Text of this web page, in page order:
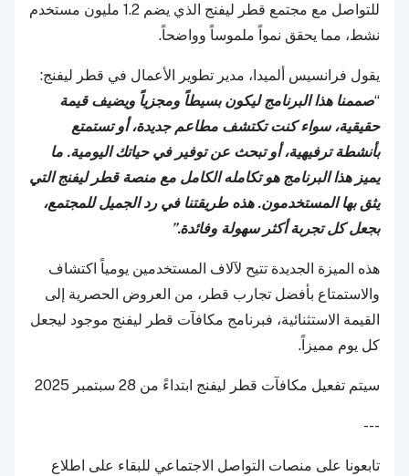
للتواصل مع مجتمع قطر ليفنج الذي يضم 1.2 مليون مستخدم
نشط، مما يحقق نمواً ملموساً وواضحاً.
يقول فرانسيس ألميدا، مدير تطوير الأعمال في قطر ليفنج:
“صممنا هذا البرنامج ليكون بسيطاً ومجزياً ويضيف قيمة
حقيقية، سواء كنت تكتشف مطاعم جديدة، أو تستمتع
بأنشطة ترفيهية، أو تبحث عن توفير في حياتك اليومية. ما
يميز هذا البرنامج هو تكامله الكامل مع منصة قطر ليفنج التي
يثق بها المستخدمون. هذه طريقتنا في رد الجميل للمجتمع،
بجعل كل تجربة أكثر سهولة وفائدة.”
هذه الميزة الجديدة تتيح لآلاف المستخدمين يومياً اكتشاف
والاستمتاع بأفضل تجارب قطر، من العروض الحصرية إلى
القيمة الاستثنائية، فبرنامج مكافآت قطر ليفنج موجود ليجعل
كل يوم مميزاً.
سيتم تفعيل مكافآت قطر ليفنج ابتداءً من 28 سبتمبر 2025
---
تابعونا على منصات التواصل الاجتماعي للبقاء على اطلاع